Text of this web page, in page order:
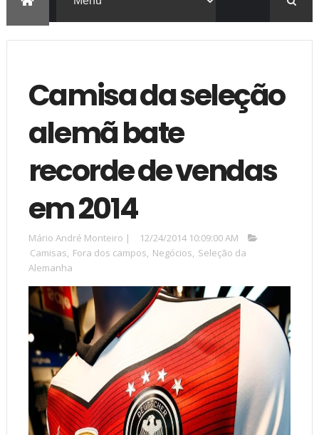
Camisa da seleção
alemã bate
recorde de vendas
em 2014
Mário André Monteiro |
12/24/2014 10:09:00 AM
Camisas, Fora dos campos, Negócios, Seleção da
Alemanha